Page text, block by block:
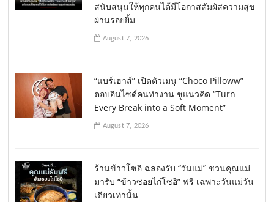
สนับสนุนให้ทุกคนได้มีโอกาสสัมผัสความสุข
ผ่านรอยยิ้ม
August 7, 2026
“แบร์เฮาส์” เปิดตัวเมนู “Choco Pilloww”
ตอบอินไซด์คนทำงาน ชูแนวคิด “Turn
Every Break into a Soft Moment”
August 7, 2026
ร้านข้าวโซอิ ฉลองรับ “วันแม่” ชวนคุณแม่
มารับ “ข้าวซอยไก่โซอิ” ฟรี เฉพาะวันแม่วัน
เดียวเท่านั้น